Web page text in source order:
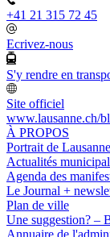
+41 21 315 72 45
Ecrivez-nous
S'y rendre en
Site officiel
www.lausanne.ch/
À PROPOS
Portrait de Lausanne
Actualités
Agenda des
Le Journal +
Plan de ville
Une suggestion? –
Annuaire de